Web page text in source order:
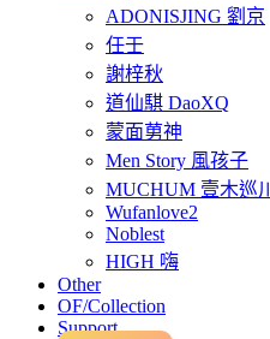
ADONISJING 劉京
任壬
謝梓秋
道仙騏 DaoXQ
蒙面莮神
Men Story 風孩子
MUCHUM 壹木巡川
Wufanlove2
Noblest
HIGH 嗨
Other
OF/Collection
Support